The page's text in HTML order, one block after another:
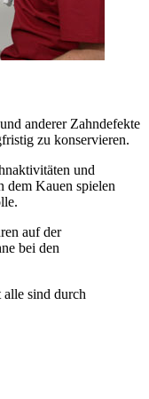
anderer Zahndefekte
zu konservieren.
und
dem Kauen spielen
auf der
bei den
sind durch